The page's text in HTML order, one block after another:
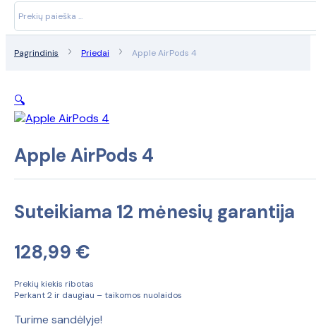
Search
...
Pagrindinis Priedai Apple AirPods 4
🔍
Apple AirPods 4
Suteikiama 12 mėnesių garantija
128,99 €
Prekių kiekis ribotas
Perkant 2 ir daugiau – taikomos nuolaidos
Turime sandėlyje!